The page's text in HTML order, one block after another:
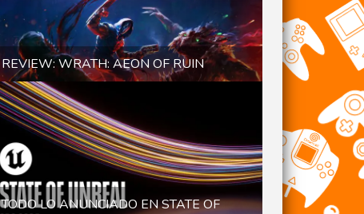
REVIEW: WRATH: AEON OF RUIN
TODO LO ANUNCIADO EN STATE OF